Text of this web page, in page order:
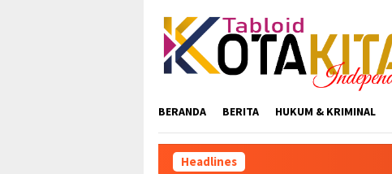
content
BERANDA BERITA HUKUM & KRIMINAL
Headlines